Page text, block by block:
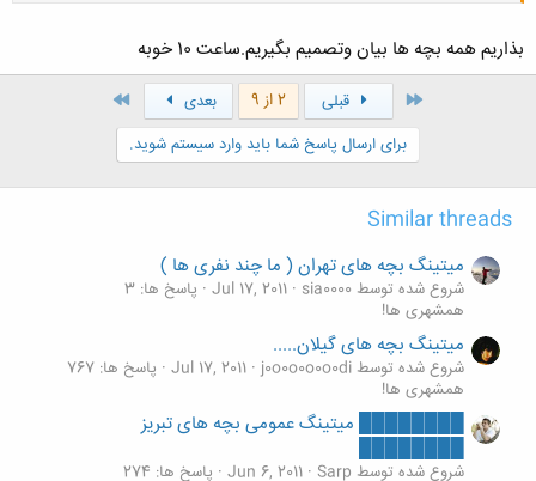
کلیک کنید تا باز شود...
بذاریم همه بچه ها بیان وتصمیم بگیریم.ساعت 10 خوبه
اول قبلی 2 از 9 بعدی
برای ارسال پاسخ شما باید وارد سیستم شوید.
Similar threads
میتینگ بچه های تهران ( ما چند نفری ها )
شروع شده توسط sia0000 Jul 17, 2011 پاسخ ها: 3
همشهری ها!
میتینگ بچه های گیلان.....
شروع شده توسط j0o0o0o0o0di Jul 17, 2011 پاسخ ها: 767
همشهری ها!
████████ میتینگ عمومی بچه های تبریز
شروع شده توسط Sarp Jun 6, 2011 پاسخ ها: 274